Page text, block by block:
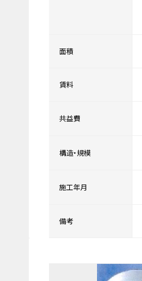
面積
賃料
共益費
構造・規模
施工年月
備考